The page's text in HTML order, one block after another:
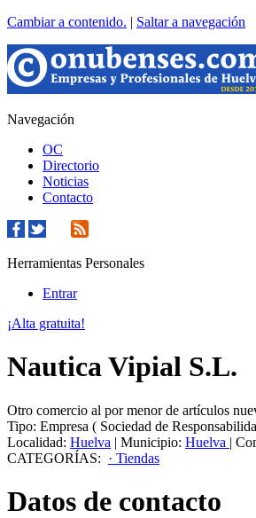
Cambiar a contenido. | Saltar a navegación
Navegación
OC
Directorio
Noticias
Contacto
Herramientas Personales
Entrar
¡Alta gratuita!
Nautica Vipial S.L.
Otro comercio al por menor de artículos
Tipo: Empresa ( Sociedad de
Localidad: Huelva | Municipio: Huelva |
CATEGORÍAS: · Tiendas
Datos de contacto